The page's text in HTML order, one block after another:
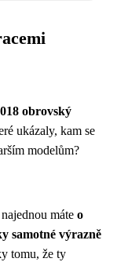
obrovský
ukázaly, kam se
modelům?
máte o
samotné výrazně
tomu, že ty